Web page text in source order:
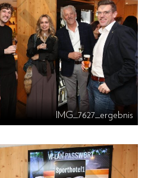
IMG_7627_ergebnis